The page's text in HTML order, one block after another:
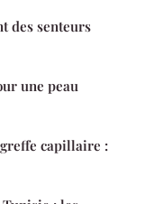
des senteurs
une peau
capillaire :